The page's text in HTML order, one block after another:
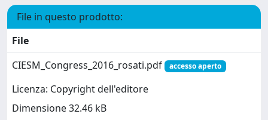
File in questo prodotto:
File
CIESM_Congress_2016_rosati.pdf
accesso aperto
Licenza: Copyright dell'editore
Dimensione 32.46 kB